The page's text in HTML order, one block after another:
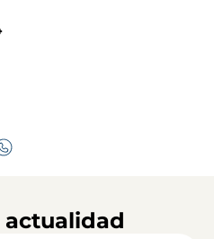
actualidad